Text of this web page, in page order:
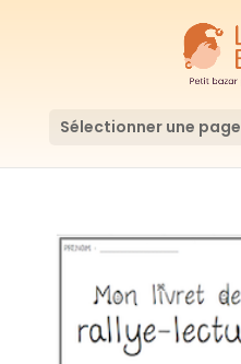
Sélectionner une page